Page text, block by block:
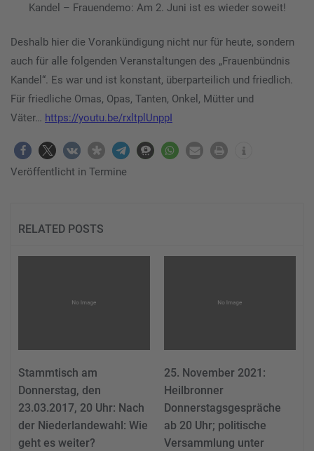
Kandel – Frauendemo: Am 2. Juni ist es wieder soweit!
Deshalb hier die Vorankündigung nicht nur für heute, sondern
auch für alle folgenden Veranstaltungen des „Frauenbündnis
Kandel“. Es war und ist konstant, überparteilich und friedlich.
Für friedliche Omas, Opas, Tanten, Onkel, Mütter und
Väter… https://youtu.be/rxltplUnppI
Veröffentlicht in Termine
RELATED POSTS
Stammtisch am
Donnerstag, den
23.03.2017, 20 Uhr: Nach
der Niederlandewahl: Wie
geht es weiter?
25. November 2021:
Heilbronner
Donnerstagsgespräche
ab 20 Uhr; politische
Versammlung unter